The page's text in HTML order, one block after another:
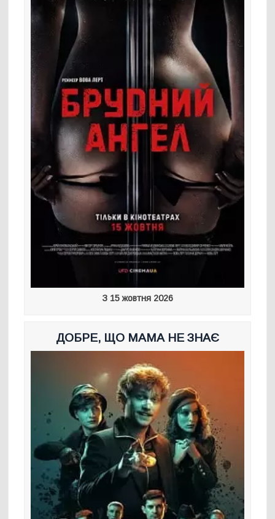
З 15 жовтня 2026
ДОБРЕ, ЩО МАМА НЕ ЗНАЄ